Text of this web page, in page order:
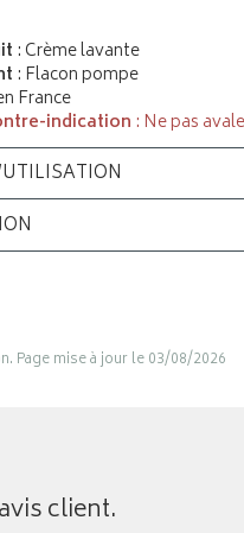
: Crème lavante
: Flacon pompe
France
indication : Ne pas
Page mise à jour le 03/08/2026
client.